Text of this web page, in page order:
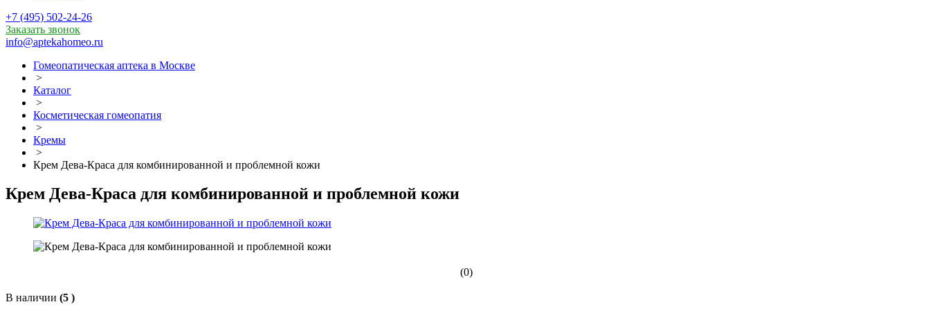
+7 (495) 502-24-26
Заказать звонок
info@aptekahomeo.ru
Гомеопатическая аптека в Москве
>
Каталог
>
Косметическая гомеопатия
>
Кремы
>
Крем Дева-Краса для комбинированной и проблемной кожи
Крем Дева-Краса для комбинированной и проблемной кожи
(0)
В наличии (5 )